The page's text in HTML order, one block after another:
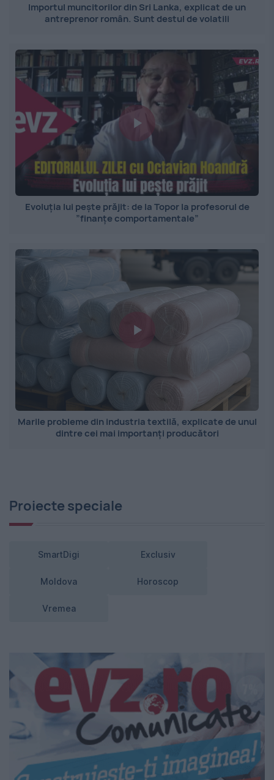
Importul muncitorilor din Sri Lanka, explicat de un
antreprenor român. Sunt destul de volatili
Evoluția lui pește prăjit: de la Topor la profesorul de
”finanțe comportamentale”
Marile probleme din industria textilă, explicate de unul
dintre cei mai importanți producători
Proiecte speciale
SmartDigi Exclusiv
Moldova Horoscop
Vremea